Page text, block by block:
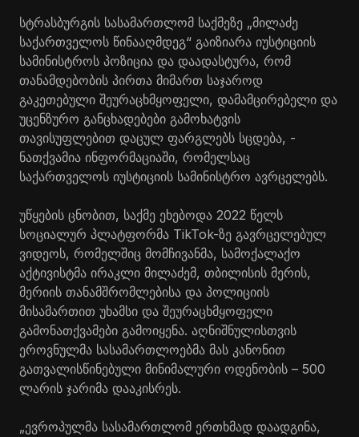
სტრასბურგის სასამართლომ საქმეზე „მილაძე
საქართველოს წინააღმდეგ“ გაიზიარა იუსტიციის
სამინისტროს პოზიცია და დაადასტურა, რომ
თანამდებობის პირთა მიმართ საჯაროდ
გაკეთებული შეურაცხმყოფელი, დამამცირებელი და
უცენზურო განცხადებები გამოხატვის
თავისუფლებით დაცულ ფარგლებს სცდება, -
ნათქვამია ინფორმაციაში, რომელსაც
საქართველოს იუსტიციის სამინისტრო ავრცელებს.
უწყების ცნობით, საქმე ეხებოდა 2022 წელს
სოციალურ პლატფორმა TikTok-ზე გავრცელებულ
ვიდეოს, რომელშიც მომჩივანმა, სამოქალაქო
აქტივისტმა ირაკლი მილაძემ, თბილისის მერის,
მერიის თანამშრომლებისა და პოლიციის
მისამართით უხამსი და შეურაცხმყოფელი
გამონათქვამები გამოიყენა. აღნიშნულისთვის
ეროვნულმა სასამართლოებმა მას კანონით
გათვალისწინებული მინიმალური ოდენობის – 500
ლარის ჯარიმა დააკისრეს.
„ევროპულმა სასამართლომ ერთხმად დაადგინა,